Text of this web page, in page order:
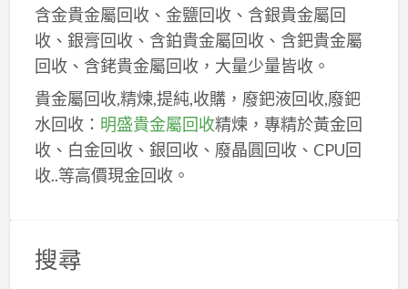
含金貴金屬回收、金鹽回收、含銀貴金屬回
收、銀膏回收、含鉑貴金屬回收、含鈀貴金屬
回收、含銠貴金屬回收，大量少量皆收。
貴金屬回收,精煉,提純,收購，廢鈀液回收,廢鈀
水回收： 明盛貴金屬回收精煉，專精於黃金回
收、白金回收、銀回收、廢晶圓回收、CPU回
收..等高價現金回收。
搜尋